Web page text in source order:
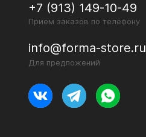
+7 (913) 149-10-49
Прием заказов по телефону
info@forma-store.ru
Для предложений